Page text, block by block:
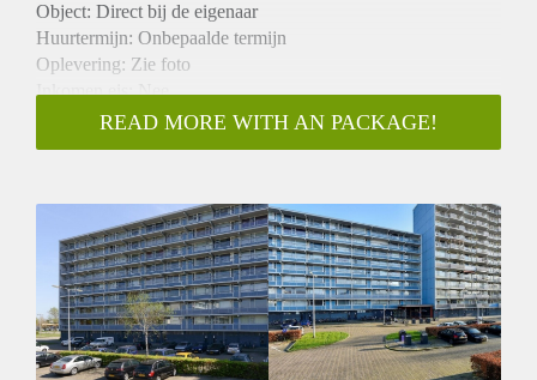
Object: Direct bij de eigenaar
Huurtermijn: Onbepaalde termijn
Oplevering: Zie foto
Inkomen eis: Nee
Garantiestelling mogelijk: Nee
Borg: 1 Maand
Huisdieren toegestaan: Afhankelijk van de Eigenaar
Huurtoeslag grens: Ja
Geschikt voor studenten: Afhankelijk van de Eigenaar
READ MORE WITH AN PACKAGE!